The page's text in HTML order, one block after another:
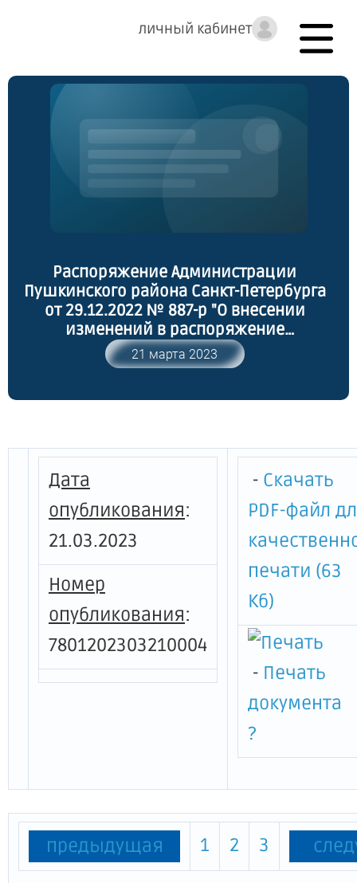
личный кабинет
Распоряжение Администрации
Пушкинского района Санкт-Петербурга
от 29.12.2022 № 887-р "О внесении
изменений в распоряжение
администрации Пушкинского района
Санкт-Петербурга от 07.10.2013 № 3547-р"
21 марта 2023
Дата
опубликования:
21.03.2023
Номер
опубликования:
7801202303210004
- Скачать
PDF-файл
печати (63
Кб)
- Печать
документа
?
предыдущая 1 2 3